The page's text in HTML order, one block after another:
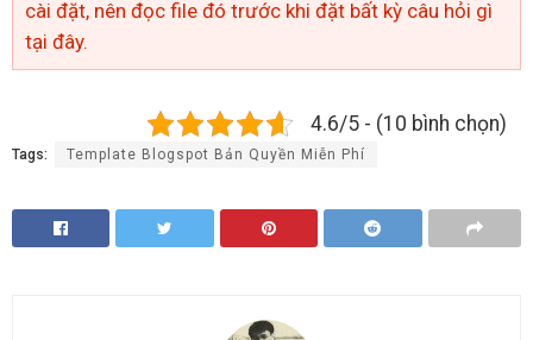
cài đặt, nên đọc file đó trước khi đặt bất kỳ câu hỏi gì
tại đây.
4.6/5 - (10 bình chọn)
Tags: Template Blogspot Bản Quyền Miễn Phí